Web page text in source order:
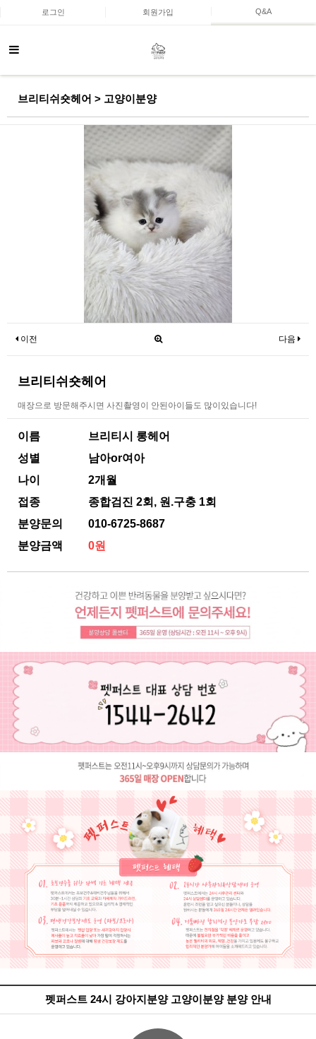
로그인 회원가입 Q&A
브리티쉬숏헤어 > 고양이분양
이전 다음
브리티쉬숏헤어
매장으로 방문해주시면 사진촬영이 안된아이들도 많이있습니다!
이름
브리티시 롱헤어
성별
남아or여아
나이
2개월
접종
종합검진 2회, 원.구충 1회
분양문의
010-6725-8687
분양금액
0원
펫퍼스트 24시 강아지분양 고양이분양 분양 안내